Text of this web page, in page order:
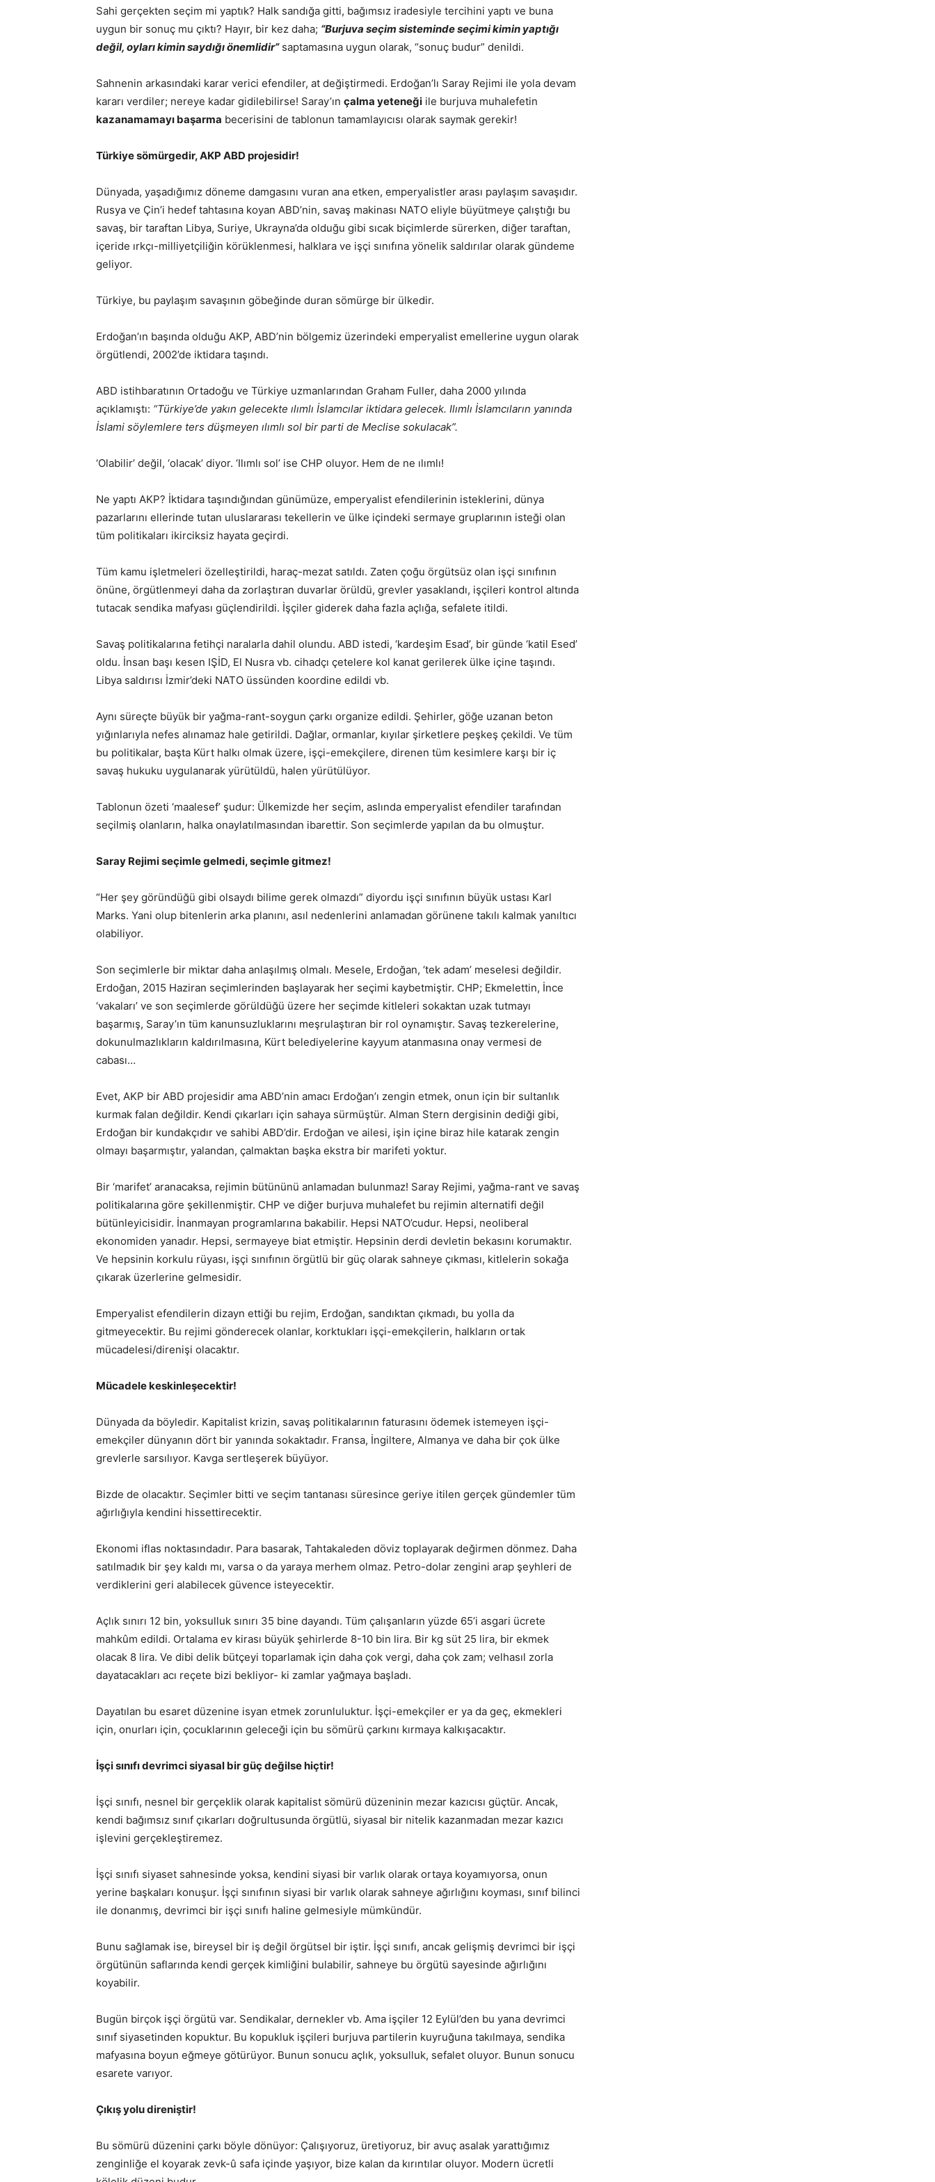
Sahi gerçekten seçim mi yaptık? Halk sandığa gitti, bağımsız iradesiyle tercihini yaptı ve buna
uygun bir sonuç mu çıktı? Hayır, bir kez daha; “Burjuva seçim sisteminde seçimi kimin yaptığı
değil, oyları kimin saydığı önemlidir”saptamasına uygun olarak, “sonuç budur” denildi.
Sahnenin arkasındaki karar verici efendiler, at değiştirmedi. Erdoğan’lı Saray Rejimi ile yola devam
kararı verdiler; nereye kadar gidilebilirse! Saray’ın çalma yeteneği ile burjuva muhalefetin
kazanamamayı başarma becerisini de tablonun tamamlayıcısı olarak saymak gerekir!
Türkiye sömürgedir, AKP ABD projesidir!
Dünyada, yaşadığımız döneme damgasını vuran ana etken, emperyalistler arası paylaşım savaşıdır.
Rusya ve Çin’i hedef tahtasına koyan ABD’nin, savaş makinası NATO eliyle büyütmeye çalıştığı bu
savaş, bir taraftan Libya, Suriye, Ukrayna’da olduğu gibi sıcak biçimlerde sürerken, diğer taraftan,
içeride ırkçı-milliyetçiliğin körüklenmesi, halklara ve işçi sınıfına yönelik saldırılar olarak gündeme
geliyor.
Türkiye, bu paylaşım savaşının göbeğinde duran sömürge bir ülkedir.
Erdoğan’ın başında olduğu AKP, ABD’nin bölgemiz üzerindeki emperyalist emellerine uygun olarak
örgütlendi, 2002’de iktidara taşındı.
ABD istihbaratının Ortadoğu ve Türkiye uzmanlarından Graham Fuller, daha 2000 yılında
açıklamıştı: “Türkiye’de yakın gelecekte ılımlı İslamcılar iktidara gelecek. Ilımlı İslamcıların yanında
İslami söylemlere ters düşmeyen ılımlı sol bir parti de Meclise sokulacak”.
‘Olabilir’ değil, ‘olacak’ diyor. ‘Ilımlı sol’ ise CHP oluyor. Hem de ne ılımlı!
Ne yaptı AKP? İktidara taşındığından günümüze, emperyalist efendilerinin isteklerini, dünya
pazarlarını ellerinde tutan uluslararası tekellerin ve ülke içindeki sermaye gruplarının isteği olan
tüm politikaları ikirciksiz hayata geçirdi.
Tüm kamu işletmeleri özelleştirildi, haraç-mezat satıldı. Zaten çoğu örgütsüz olan işçi sınıfının
önüne, örgütlenmeyi daha da zorlaştıran duvarlar örüldü, grevler yasaklandı, işçileri kontrol altında
tutacak sendika mafyası güçlendirildi. İşçiler giderek daha fazla açlığa, sefalete itildi.
Savaş politikalarına fetihçi naralarla dahil olundu. ABD istedi, ‘kardeşim Esad’, bir günde ‘katil Esed’
oldu. İnsan başı kesen IŞİD, El Nusra vb. cihadçı çetelere kol kanat gerilerek ülke içine taşındı.
Libya saldırısı İzmir’deki NATO üssünden koordine edildi vb.
Aynı süreçte büyük bir yağma-rant-soygun çarkı organize edildi. Şehirler, göğe uzanan beton
yığınlarıyla nefes alınamaz hale getirildi. Dağlar, ormanlar, kıyılar şirketlere peşkeş çekildi. Ve tüm
bu politikalar, başta Kürt halkı olmak üzere, işçi-emekçilere, direnen tüm kesimlere karşı bir iç
savaş hukuku uygulanarak yürütüldü, halen yürütülüyor.
Tablonun özeti ‘maalesef’ şudur: Ülkemizde her seçim, aslında emperyalist efendiler tarafından
seçilmiş olanların, halka onaylatılmasından ibarettir. Son seçimlerde yapılan da bu olmuştur.
Saray Rejimi seçimle gelmedi, seçimle gitmez!
“Her şey göründüğü gibi olsaydı bilime gerek olmazdı” diyordu işçi sınıfının büyük ustası Karl
Marks. Yani olup bitenlerin arka planını, asıl nedenlerini anlamadan görünene takılı kalmak yanıltıcı
olabiliyor.
Son seçimlerle bir miktar daha anlaşılmış olmalı. Mesele, Erdoğan, ‘tek adam’ meselesi değildir.
Erdoğan, 2015 Haziran seçimlerinden başlayarak her seçimi kaybetmiştir. CHP; Ekmelettin, İnce
‘vakaları’ ve son seçimlerde görüldüğü üzere her seçimde kitleleri sokaktan uzak tutmayı
başarmış, Saray’ın tüm kanunsuzluklarını meşrulaştıran bir rol oynamıştır. Savaş tezkerelerine,
dokunulmazlıkların kaldırılmasına, Kürt belediyelerine kayyum atanmasına onay vermesi de
cabası…
Evet, AKP bir ABD projesidir ama ABD’nin amacı Erdoğan’ı zengin etmek, onun için bir sultanlık
kurmak falan değildir. Kendi çıkarları için sahaya sürmüştür. Alman Stern dergisinin dediği gibi,
Erdoğan bir kundakçıdır ve sahibi ABD’dir. Erdoğan ve ailesi, işin içine biraz hile katarak zengin
olmayı başarmıştır, yalandan, çalmaktan başka ekstra bir marifeti yoktur.
Bir ‘marifet’ aranacaksa, rejimin bütününü anlamadan bulunmaz! Saray Rejimi, yağma-rant ve savaş
politikalarına göre şekillenmiştir. CHP ve diğer burjuva muhalefet bu rejimin alternatifi değil
bütünleyicisidir. İnanmayan programlarına bakabilir. Hepsi NATO’cudur. Hepsi, neoliberal
ekonomiden yanadır. Hepsi, sermayeye biat etmiştir. Hepsinin derdi devletin bekasını korumaktır.
Ve hepsinin korkulu rüyası, işçi sınıfının örgütlü bir güç olarak sahneye çıkması, kitlelerin sokağa
çıkarak üzerlerine gelmesidir.
Emperyalist efendilerin dizayn ettiği bu rejim, Erdoğan, sandıktan çıkmadı, bu yolla da
gitmeyecektir. Bu rejimi gönderecek olanlar, korktukları işçi-emekçilerin, halkların ortak
mücadelesi/direnişi olacaktır.
Mücadele keskinleşecektir!
Dünyada da böyledir. Kapitalist krizin, savaş politikalarının faturasını ödemek istemeyen işçi-
emekçiler dünyanın dört bir yanında sokaktadır. Fransa, İngiltere, Almanya ve daha bir çok ülke
grevlerle sarsılıyor. Kavga sertleşerek büyüyor.
Bizde de olacaktır. Seçimler bitti ve seçim tantanası süresince geriye itilen gerçek gündemler tüm
ağırlığıyla kendini hissettirecektir.
Ekonomi iflas noktasındadır. Para basarak, Tahtakaleden döviz toplayarak değirmen dönmez. Daha
satılmadık bir şey kaldı mı, varsa o da yaraya merhem olmaz. Petro-dolar zengini arap şeyhleri de
verdiklerini geri alabilecek güvence isteyecektir.
Açlık sınırı 12 bin, yoksulluk sınırı 35 bine dayandı. Tüm çalışanların yüzde 65’i asgari ücrete
mahkûm edildi. Ortalama ev kirası büyük şehirlerde 8-10 bin lira. Bir kg süt 25 lira, bir ekmek
olacak 8 lira. Ve dibi delik bütçeyi toparlamak için daha çok vergi, daha çok zam; velhasıl zorla
dayatacakları acı reçete bizi bekliyor- ki zamlar yağmaya başladı.
Dayatılan bu esaret düzenine isyan etmek zorunluluktur. İşçi-emekçiler er ya da geç, ekmekleri
için, onurları için, çocuklarının geleceği için bu sömürü çarkını kırmaya kalkışacaktır.
İşçi sınıfı devrimci siyasal bir güç değilse hiçtir!
İşçi sınıfı, nesnel bir gerçeklik olarak kapitalist sömürü düzeninin mezar kazıcısı güçtür. Ancak,
kendi bağımsız sınıf çıkarları doğrultusunda örgütlü, siyasal bir nitelik kazanmadan mezar kazıcı
işlevini gerçekleştiremez.
İşçi sınıfı siyaset sahnesinde yoksa, kendini siyasi bir varlık olarak ortaya koyamıyorsa, onun
yerine başkaları konuşur. İşçi sınıfının siyasi bir varlık olarak sahneye ağırlığını koyması, sınıf bilinci
ile donanmış, devrimci bir işçi sınıfı haline gelmesiyle mümkündür.
Bunu sağlamak ise, bireysel bir iş değil örgütsel bir iştir. İşçi sınıfı, ancak gelişmiş devrimci bir işçi
örgütünün saflarında kendi gerçek kimliğini bulabilir, sahneye bu örgütü sayesinde ağırlığını
koyabilir.
Bugün birçok işçi örgütü var. Sendikalar, dernekler vb. Ama işçiler 12 Eylül’den bu yana devrimci
sınıf siyasetinden kopuktur. Bu kopukluk işçileri burjuva partilerin kuyruğuna takılmaya, sendika
mafyasına boyun eğmeye götürüyor. Bunun sonucu açlık, yoksulluk, sefalet oluyor. Bunun sonucu
esarete varıyor.
Çıkış yolu direniştir!
Bu sömürü düzenini çarkı böyle dönüyor: Çalışıyoruz, üretiyoruz, bir avuç asalak yarattığımız
zenginliğe el koyarak zevk-û safa içinde yaşıyor, bize kalan da kırıntılar oluyor. Modern ücretli